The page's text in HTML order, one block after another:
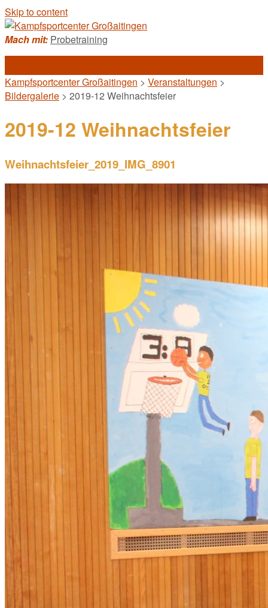
Skip to content
Mach mit: Probetraining
Kampfsportcenter Großaitingen > Veranstaltungen >
Bildergalerie > 2019-12 Weihnachtsfeier
2019-12 Weihnachtsfeier
Weihnachtsfeier_2019_IMG_8901